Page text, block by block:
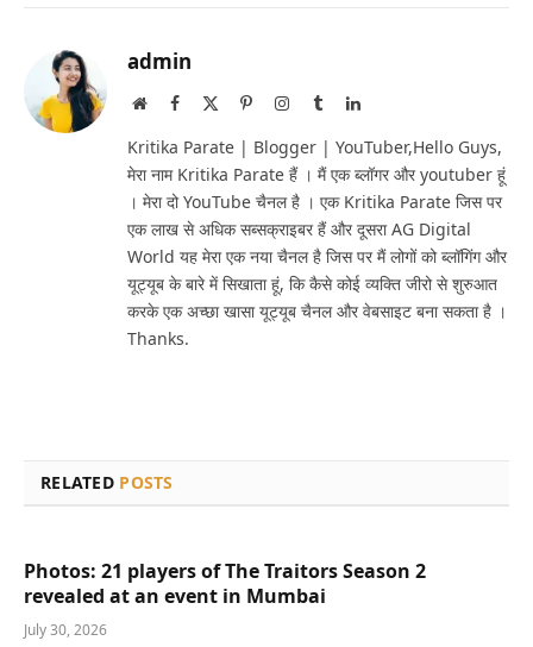
admin
WebsiteFacebook PinterestInstagram
TumblrLinkedIn
Kritika Parate | Blogger | YouTuber,Hello Guys,
मेरा नाम Kritika Parate हैं । मैं एक ब्लॉगर और youtuber हूं
। मेरा दो YouTube चैनल है । एक Kritika Parate जिस पर
एक लाख से अधिक सब्सक्राइबर हैं और दूसरा AG Digital
World यह मेरा एक नया चैनल है जिस पर मैं लोगों को ब्लॉगिंग और
यूट्यूब के बारे में सिखाता हूं, कि कैसे कोई व्यक्ति जीरो से शुरुआत
करके एक अच्छा खासा यूट्यूब चैनल और वेबसाइट बना सकता है ।
Thanks.
RELATED POSTS
Photos: 21 players of The Traitors Season 2
revealed at an event in Mumbai
July 30, 2026